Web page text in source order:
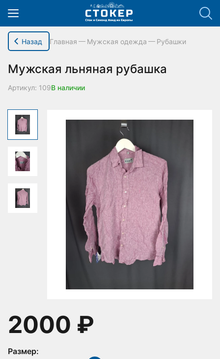
hello_elementor_body_open();
Назад Главная Мужская одежда Рубашки
Мужская льняная рубашка
Артикул: 109В наличии
2000 ₽
Размер: